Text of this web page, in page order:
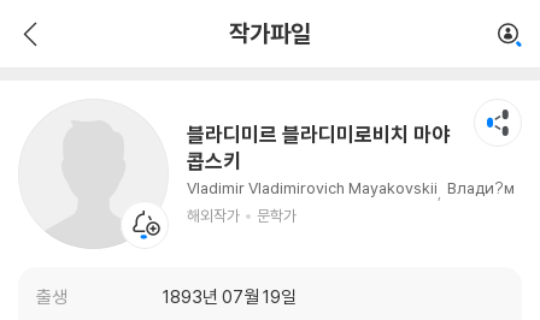
작가파일
블라디미르 블라디미로비치 마야
콥스키
Vladimir Vladimirovich Mayakovskii
Влади?м
ир Влади_мирович Маяко_вский
해외작가 문학가
출생
1893년 07월 19일